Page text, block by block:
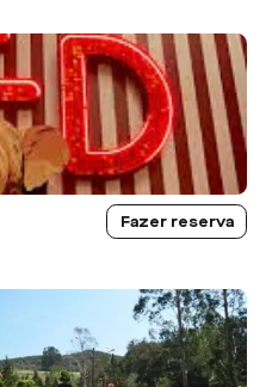
Fazer reserva